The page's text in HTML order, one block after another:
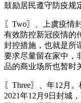
鼓励居民遵守防疫规
〖Two〗、上虞疫情
有效防控新冠疫情的
封控措施，也就是所
要求尽量留在家中，
品的商业场所也暂时
〖Three〗、年12月
2021年12月9日封城